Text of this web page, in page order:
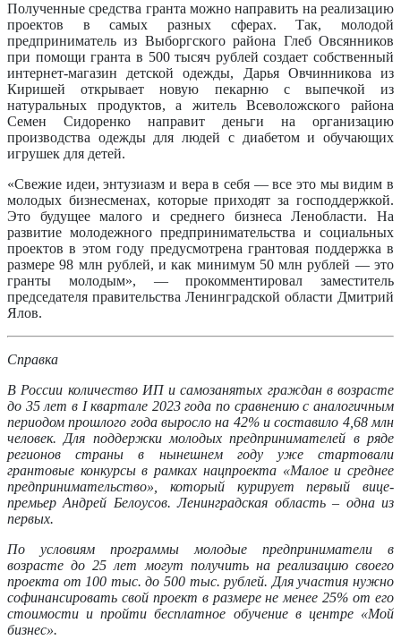
Полученные средства гранта можно направить на реализацию
проектов в самых разных сферах. Так, молодой
предприниматель из Выборгского района Глеб Овсянников
при помощи гранта в 500 тысяч рублей создает собственный
интернет-магазин детской одежды, Дарья Овчинникова из
Киришей открывает новую пекарню с выпечкой из
натуральных продуктов, а житель Всеволожского района
Семен Сидоренко направит деньги на организацию
производства одежды для людей с диабетом и обучающих
игрушек для детей.
«Свежие идеи, энтузиазм и вера в себя ― все это мы видим в
молодых бизнесменах, которые приходят за господдержкой.
Это будущее малого и среднего бизнеса Ленобласти. На
развитие молодежного предпринимательства и социальных
проектов в этом году предусмотрена грантовая поддержка в
размере 98 млн рублей, и как минимум 50 млн рублей ― это
гранты молодым», ― прокомментировал заместитель
председателя правительства Ленинградской области Дмитрий
Ялов.
Справка
В России количество ИП и самозанятых граждан в возрасте
до 35 лет в I квартале 2023 года по сравнению с аналогичным
периодом прошлого года выросло на 42% и составило 4,68 млн
человек. Для поддержки молодых предпринимателей в ряде
регионов страны в нынешнем году уже стартовали
грантовые конкурсы в рамках нацпроекта «Малое и среднее
предпринимательство», который курирует первый вице-
премьер Андрей Белоусов. Ленинградская область – одна из
первых.
По условиям программы молодые предприниматели в
возрасте до 25 лет могут получить на реализацию своего
проекта от 100 тыс. до 500 тыс. рублей. Для участия нужно
софинансировать свой проект в размере не менее 25% от его
стоимости и пройти бесплатное обучение в центре «Мой
бизнес».